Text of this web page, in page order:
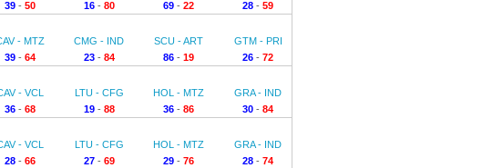
39- 50
16- 80
69- 22
28 - 59
- MTZ
39- 64
CMG - IND
23- 84
SCU - ART
86- 19
GTM - PRI
26 - 72
- VCL
36- 68
LTU - CFG
19- 88
HOL - MTZ
36- 86
GRA - IND
30 - 84
- VCL
28- 66
LTU - CFG
27- 69
HOL - MTZ
29- 76
GRA - IND
28 - 74